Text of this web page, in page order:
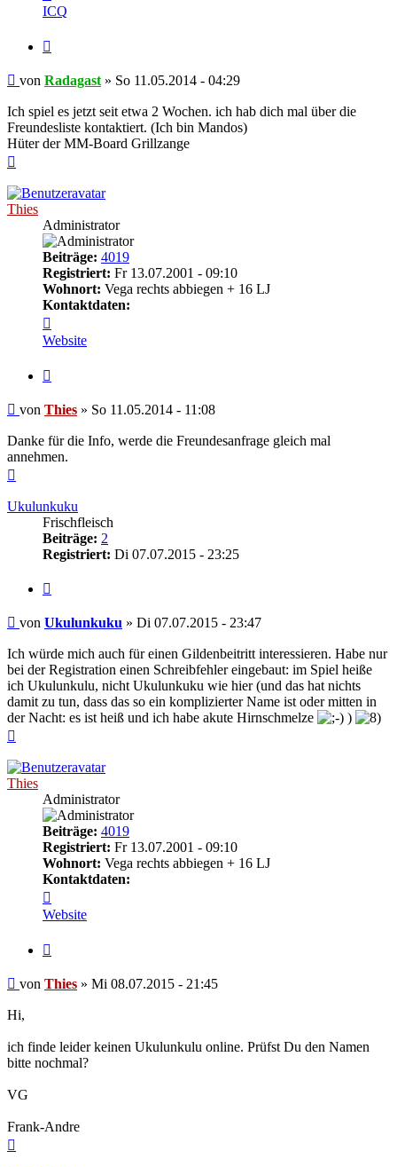
von
Radagast
ICQ
Beitrag
von Radagast » So 11.05.2014 - 04:29
Ich spiel es jetzt seit etwa 2 Wochen. ich hab dich mal über die
Freundesliste kontaktiert. (Ich bin Mandos)
Hüter der MM-Board Grillzange
Thies
Administrator
Beiträge: 4019
Registriert: Fr 13.07.2001 - 09:10
Wohnort: Vega rechts abbiegen + 16 LJ
Kontaktdaten:
von
Thies
Website
Beitrag
von Thies » So 11.05.2014 - 11:08
Danke für die Info, werde die Freundesanfrage gleich mal
annehmen.
Ukulunkuku
Frischfleisch
Beiträge: 2
Registriert: Di 07.07.2015 - 23:25
Beitrag
von Ukulunkuku » Di 07.07.2015 - 23:47
Ich würde mich auch für einen Gildenbeitritt interessieren. Habe nur
bei der Registration einen Schreibfehler eingebaut: im Spiel heiße
ich Ukulunkulu, nicht Ukulunkuku wie hier (und das hat nichts
damit zu tun, dass das so ein komplizierter Name ist oder mitten in
der Nacht: es ist heiß und ich habe akute Hirnschmelze
)
Thies
Administrator
Beiträge: 4019
Registriert: Fr 13.07.2001 - 09:10
Wohnort: Vega rechts abbiegen + 16 LJ
Kontaktdaten:
von
Thies
Website
Beitrag
von Thies » Mi 08.07.2015 - 21:45
Hi,
ich finde leider keinen Ukulunkulu online. Prüfst Du den Namen
bitte nochmal?
VG
Frank-Andre